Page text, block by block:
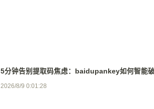
5分钟告别提取码焦虑：baidupankey如何智能
2026/8/9 0:01:28